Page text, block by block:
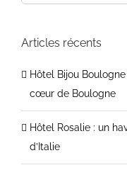
Articles récents
Hôtel Bijou
cœur de Boulogne
Hôtel Rosalie : un
d’Italie